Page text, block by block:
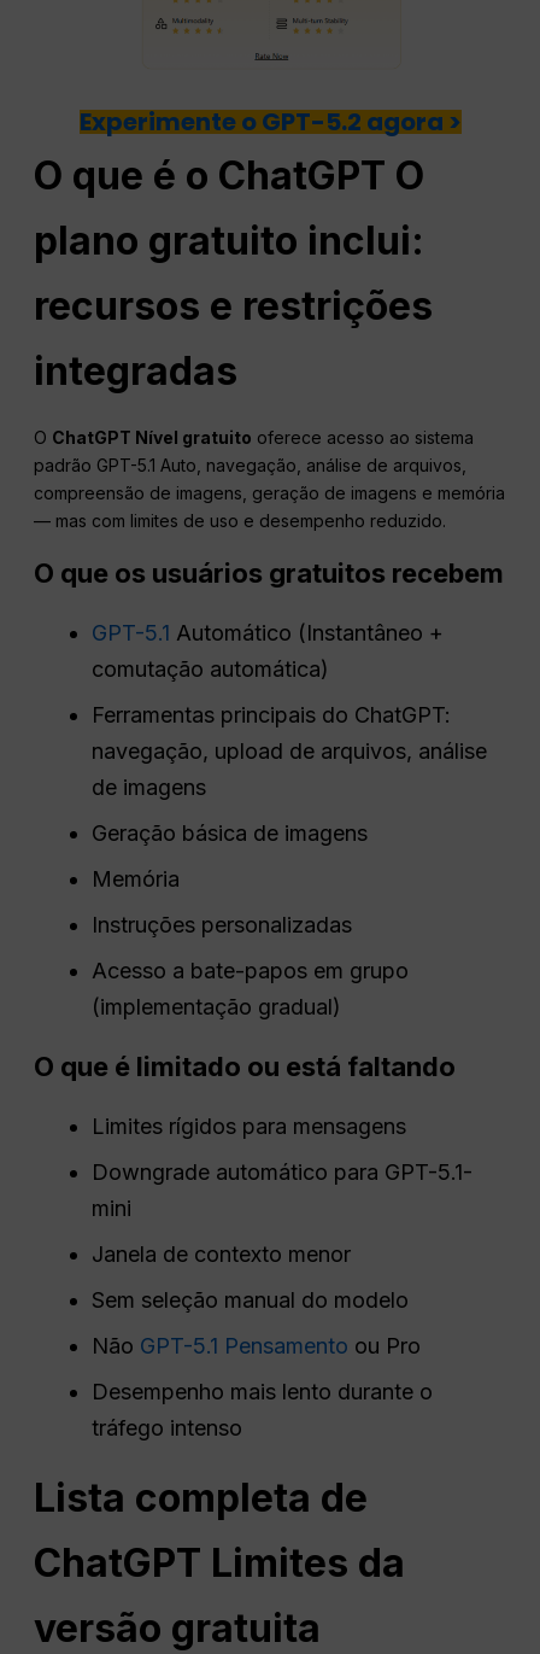
Experimente o GPT-5.2 agora >
O que é o ChatGPT O
plano gratuito inclui:
recursos e restrições
integradas
O ChatGPT Nível gratuito oferece acesso ao sistema
padrão GPT-5.1 Auto, navegação, análise de arquivos,
compreensão de imagens, geração de imagens e memória
— mas com limites de uso e desempenho reduzido.
O que os usuários gratuitos recebem
GPT-5.1 Automático (Instantâneo +
comutação automática)
Ferramentas principais do ChatGPT:
navegação, upload de arquivos, análise
de imagens
Geração básica de imagens
Memória
Instruções personalizadas
Acesso a bate-papos em grupo
(implementação gradual)
O que é limitado ou está faltando
Limites rígidos para mensagens
Downgrade automático para GPT-5.1-
mini
Janela de contexto menor
Sem seleção manual do modelo
Não GPT-5.1 Pensamento ou Pro
Desempenho mais lento durante o
tráfego intenso
Lista completa de
ChatGPT Limites da
versão gratuita